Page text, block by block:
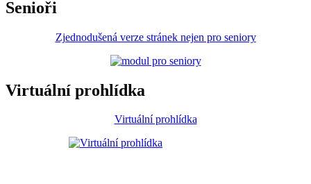
Senioři
Zjednodušená verze stránek nejen pro seniory
Virtuální prohlídka
Virtuální prohlídka